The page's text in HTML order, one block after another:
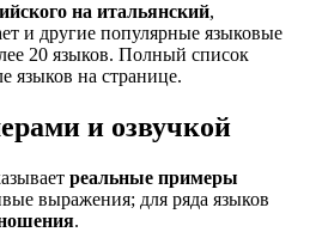
на итальянский,
и другие популярные языковые
20 языков. Полный список
языков на странице.
и озвучкой
реальные примеры
выражения; для ряда языков
.